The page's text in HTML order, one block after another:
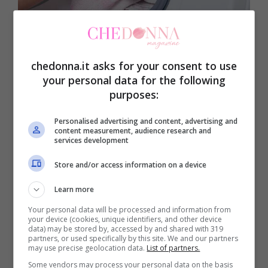
Bucato, i trucchi per eliminare le macchie dai tessuti
A tal proposito, vi consigliamo di dare un
che vengono introdotti
all’interno della lavatrice, controllare
minuziosamente ci permetterà di agire
velocemente. Se notiamo o sappiamo già
dimacchie di unto
all’utilizzo di
assorbire le macchie. Lasciamo in posa
per circa60 minutie solo a quel punto
collochiamo e procediamo con il normale
chedonna.it asks for your consent to use
your personal data for the following
purposes:
Personalised advertising and content, advertising and
content measurement, audience research and
services development
Store and/or access information on a device
Learn more
Your personal data will be processed and information from
your device (cookies, unique identifiers, and other device
data) may be stored by, accessed by and shared with 319
partners, or used specifically by this site. We and our partners
may use precise geolocation data. List of partners.
Some vendors may process your personal data on the basis